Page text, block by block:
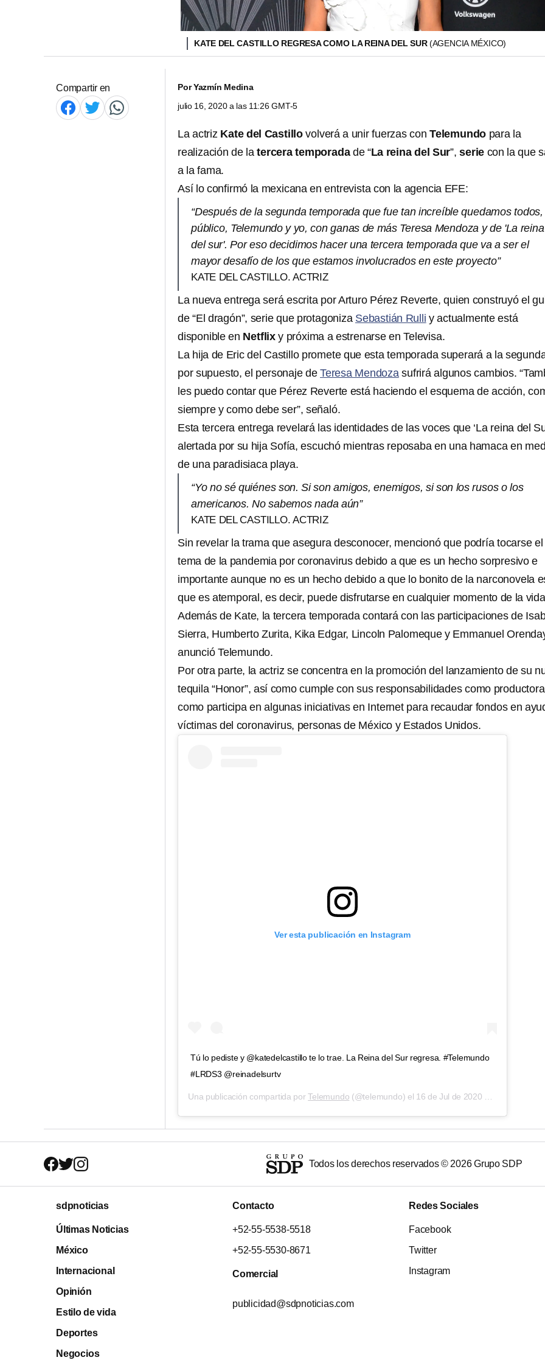
KATE DEL CASTILLO REGRESA COMO LA REINA DEL SUR(AGENCIA MÉXICO)
Compartir en PorYazmín Medina
julio 16, 2020 a las 11:26 GMT-5
La actriz Kate del Castillo volverá a unir fuerzas conTelemundo para la
realización de latercera temporadade “La reina del Sur”,serie con la que
a la fama.
Así lo confirmó la mexicana en entrevista con la agencia EFE:
“Después de la segunda temporada que fue tan increíble quedamos
público, Telemundo y yo, con ganas de más Teresa Mendoza y de 'La reina
del sur'. Por eso decidimos hacer una tercera temporada que va a ser el
mayor desafío de los que estamos involucrados en este proyecto”
KATE DEL CASTILLO. ACTRIZ
La nueva entrega será escrita por Arturo Pérez Reverte, quien construyó el
de “El dragón”, serie que protagoniza Sebastián Rulli y actualmente está
disponible en Netflix y próxima a estrenarse en Televisa.
La hija de Eric del Castillo promete que esta temporada superará a la
por supuesto, el personaje deTeresa Mendozasufrirá algunos cambios.
les puedo contar que Pérez Reverte está haciendo el esquema de acción,
siempre y como debe ser”, señaló.
Esta tercera entrega revelará las identidades de las voces que ‘La reina del
alertada por su hija Sofía, escuchó mientras reposaba en una hamaca en
de una paradisiaca playa.
“Yo no sé quiénes son. Si son amigos, enemigos, si son los rusos o los
americanos. No sabemos nada aún”
KATE DEL CASTILLO. ACTRIZ
Sin revelar la trama que asegura desconocer, mencionó que podría tocarse el
tema de la pandemia por coronavirus debido a que es un hecho sorpresivo e
importante aunque no es un hecho debido a que lo bonito de la narconovela
que es atemporal, es decir, puede disfrutarse en cualquier momento de la
Además de Kate, la tercera temporada contará con las participaciones de
Sierra, Humberto Zurita, Kika Edgar, Lincoln Palomeque y Emmanuel
anunció Telemundo.
Por otra parte, la actriz se concentra en la promoción del lanzamiento de su
tequila “Honor”, así como cumple con sus responsabilidades como
como participa en algunas iniciativas en Internet para recaudar fondos en
víctimas del coronavirus, personas de México y Estados Unidos.
Ver esta publicación en Instagram
Tú lo pediste y @katedelcastillo te lo trae. La Reina del Sur regresa. #Telemundo
#LRDS3 @reinadelsurtv
Una publicación compartida porTelemundo (@telemundo) el 16 de Jul de 2020 a las 5:20 PDT
Todos los derechos reservados © 2026Grupo SDP
sdpnoticias
Últimas Noticias
México
Internacional
Opinión
Estilo de vida
Deportes
Negocios
Contacto
+52-55-5538-5518
+52-55-5530-8671
Comercial
publicidad@sdpnoticias.com
Redes Sociales
Facebook
Twitter
Instagram